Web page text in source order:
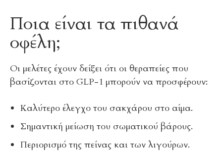
Ποια είναι τα πιθανά
οφέλη;
Οι μελέτες έχουν δείξει ότι οι θεραπείες που
βασίζονται στο GLP-1 μπορούν να προσφέρουν:
Καλύτερο έλεγχο του σακχάρου στο αίμα.
Σημαντική μείωση του σωματικού βάρους.
Περιορισμό της πείνας και των λιγούρων.